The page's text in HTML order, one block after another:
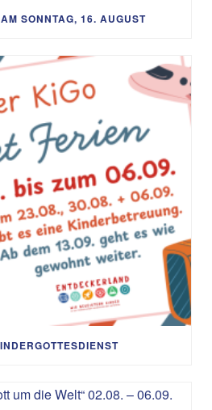
SONNTAG, 16. AUGUST